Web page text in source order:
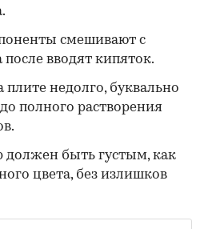
смешивают с
вводят кипяток.
плите недолго, буквально
полного растворения
должен быть густым, как
цвета, без излишков